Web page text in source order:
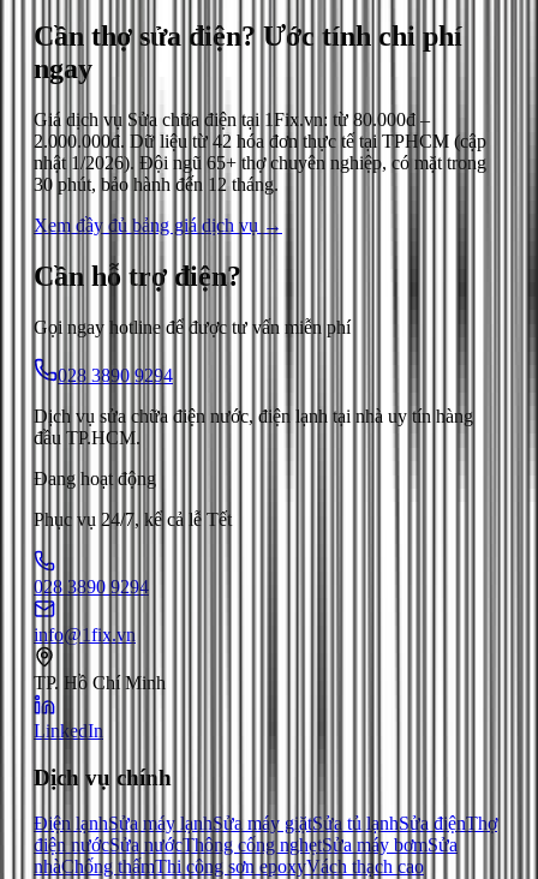
Cần thợ sửa điện? Ước tính chi phí
ngay
Giá dịch vụ Sửa chữa điện tại 1Fix.vn: từ 80.000đ –
2.000.000đ. Dữ liệu từ 42 hóa đơn thực tế tại TPHCM (cập
nhật 1/2026). Đội ngũ 65+ thợ chuyên nghiệp, có mặt trong
30 phút, bảo hành đến 12 tháng.
Xem đầy đủ bảng giá dịch vụ →
Cần hỗ trợ điện?
Gọi ngay hotline để được tư vấn miễn phí
028 3890 9294
Dịch vụ sửa chữa điện nước, điện lạnh tại nhà uy tín hàng
đầu TP.HCM.
Đang hoạt động
Phục vụ 24/7, kể cả lễ Tết
028 3890 9294
info@1fix.vn
TP. Hồ Chí Minh
LinkedIn
Dịch vụ chính
Điện lạnhSửa máy lạnhSửa máy giặtSửa tủ lạnhSửa điệnThợ
điện nướcSửa nướcThông cống nghẹtSửa máy bơmSửa
nhàChống thấmThi công sơn epoxyVách thạch cao